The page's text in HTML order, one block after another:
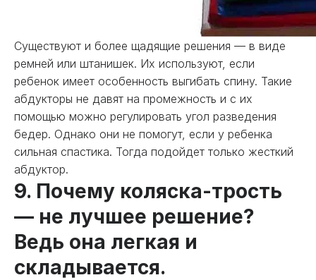
Существуют и более щадящие решения — в виде
ремней или штанишек. Их используют, если
ребенок имеет особенность выгибать спину. Такие
абдукторы не давят на промежность и с их
помощью можно регулировать угол разведения
бедер. Однако они не помогут, если у ребенка
сильная спастика. Тогда подойдет только жесткий
абдуктор.
9. Почему коляска-трость
— не лучшее решение?
Ведь она легкая и
складывается.